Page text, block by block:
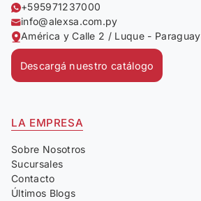
+595971237000
info@alexsa.com.py
América y Calle 2 / Luque - Paraguay
Descargá nuestro catálogo
LA EMPRESA
Sobre Nosotros
Sucursales
Contacto
Últimos Blogs